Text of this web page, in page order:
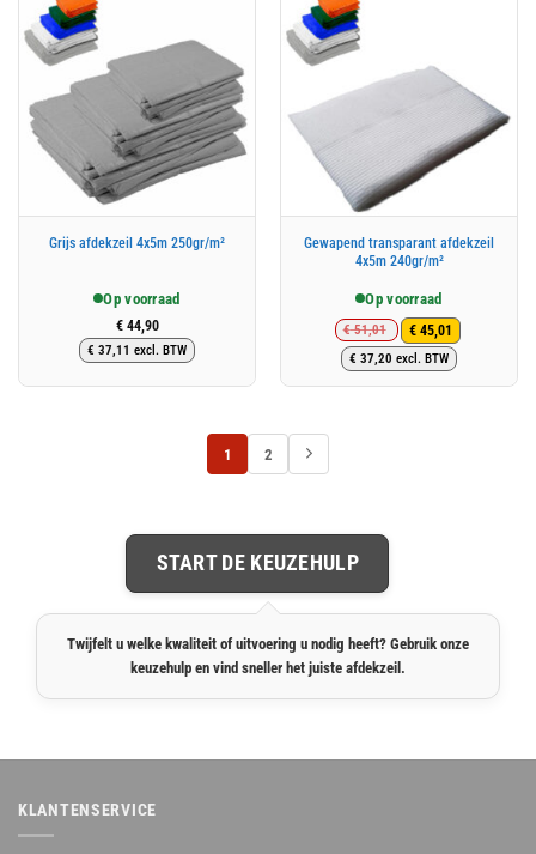
Grijs afdekzeil 4x5m 250gr/m²
Op voorraad
€44,90
€ 37,11 excl. BTW
Gewapend transparant afdekzeil
4x5m 240gr/m²
Op voorraad
€51,01
Oorspronkelijke
prijs
was:
€ 45,01
Huidige
prijs
is:
€ 37,20 excl. BTW
1 2
START DE KEUZEHULP
Twijfelt u welke kwaliteit of uitvoering u nodig heeft? Gebruik onze
keuzehulp en vind sneller het juiste afdekzeil.
KLANTENSERVICE